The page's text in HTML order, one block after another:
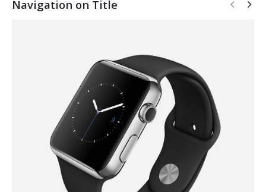
Navigation on Title